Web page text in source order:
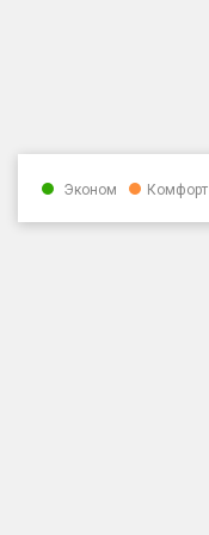
Эконом Комфорт